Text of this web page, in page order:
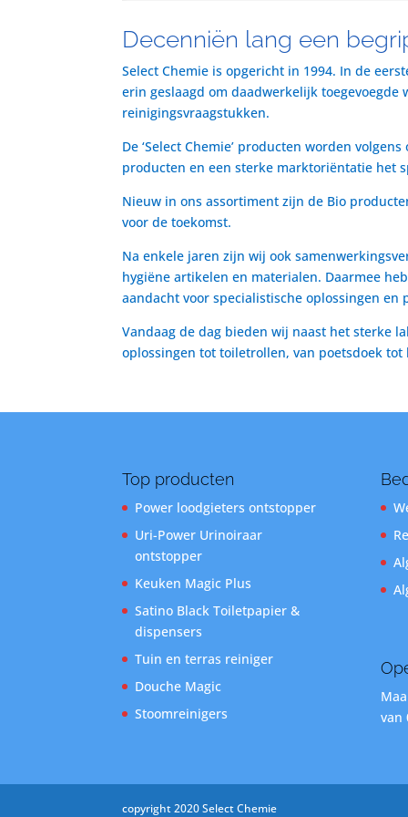
Decenniën lang een
Select Chemie is opgericht in 1994. In de
erin geslaagd om daadwerkelijk
reinigingsvraagstukken.
De ‘Select Chemie’ producten worden
producten en een sterke marktoriëntatie het
Nieuw in ons assortiment zijn de Bio
voor de toekomst.
Na enkele jaren zijn wij ook
hygiëne artikelen en materialen. Daarmee
aandacht voor specialistische oplossingen en
Vandaag de dag bieden wij naast het sterke
oplossingen tot toiletrollen, van poetsdoek
Top producten
Power loodgieters ontstopper
Uri-Power Urinoiraar
ontstopper
Keuken Magic Plus
Satino Black Toiletpapier &
dispensers
Tuin en terras reiniger
Douche Magic
Stoomreinigers
van
copyright 2020 Select Chemie